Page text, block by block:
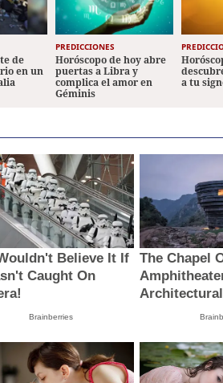
de
en un
PREDICCIONES
Horóscopo de hoy abre
puertas a Libra y
complica el amor en
Géminis
a tu
Believe It If
Caught On
Brainberries
The Chapel